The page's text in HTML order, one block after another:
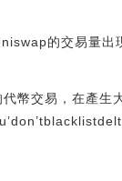
的交易量
幣交易，在產